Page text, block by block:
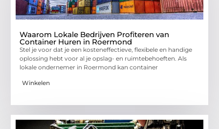
Waarom Lokale Bedrijven Profiteren van
Container Huren in Roermond
Stel je voor dat je een kosteneffectieve, flexibele en handige
oplossing hebt voor al je opslag- en ruimtebehoeften. Als
lokale ondernemer in Roermond kan container
Winkelen